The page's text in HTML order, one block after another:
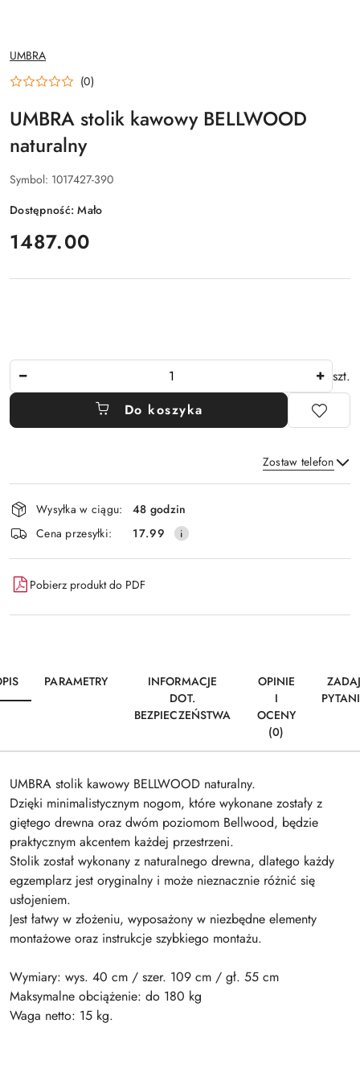
NAZWA
PRODUCENTA:
UMBRA
(0)
UMBRA stolik kawowy BELLWOOD
naturalny
Symbol: 1017427-390
Dostępność:Mało
cena:
1487.00
szt.
Do koszyka
Zostaw telefon
Wyślij
Dostępność
i
dostawa
Wysyłka w ciągu:
48 godzin
Cena przesyłki:
17.99
Pobierz produkt do PDF
PARAMETRY
INFORMACJE
DOT.
BEZPIECZEŃSTWA
OPINIE
I
OCENY
(0)
UMBRA stolik kawowy BELLWOOD naturalny.
Dzięki minimalistycznym nogom, które wykonane zostały z
giętego drewna oraz dwóm poziomom Bellwood, będzie
praktycznym akcentem każdej przestrzeni.
Stolik został wykonany z naturalnego drewna, dlatego każdy
egzemplarz jest oryginalny i może nieznacznie różnić się
usłojeniem.
Jest łatwy w złożeniu, wyposażony w niezbędne elementy
montażowe oraz instrukcje szybkiego montażu.
Wymiary: wys. 40 cm / szer. 109 cm / gł. 55 cm
Maksymalne obciążenie: do 180 kg
Waga netto: 15 kg.